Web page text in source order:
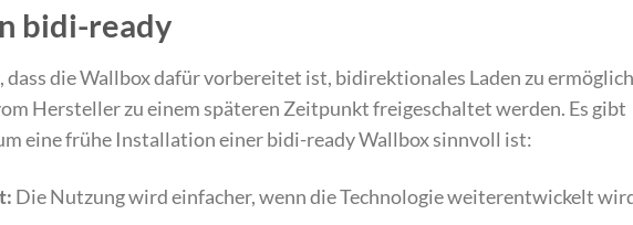
bidi-ready
dass die Wallbox dafür vorbereitet ist, bidirektionales Laden zu
Hersteller zu einem späteren Zeitpunkt freigeschaltet werden. Es gibt
eine frühe Installation einer bidi-ready Wallbox sinnvoll ist:
Die Nutzung wird einfacher, wenn die Technologie weiterentwickelt